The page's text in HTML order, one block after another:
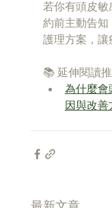
若你有頭皮敏
約前主動告知
護理方案，讓
📚 延伸閱讀推
為什麼會
因與改善